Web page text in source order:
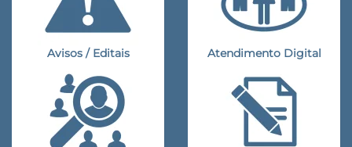
Avisos / Editais Atendimento Digital